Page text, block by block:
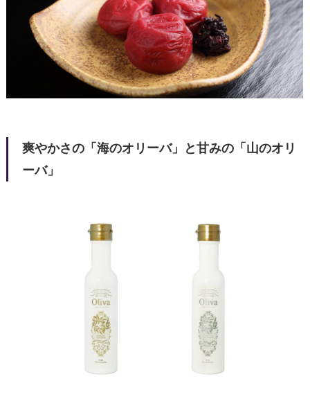
爽やかさの「海のオリーバ」と甘みの「山のオリ
ーバ」